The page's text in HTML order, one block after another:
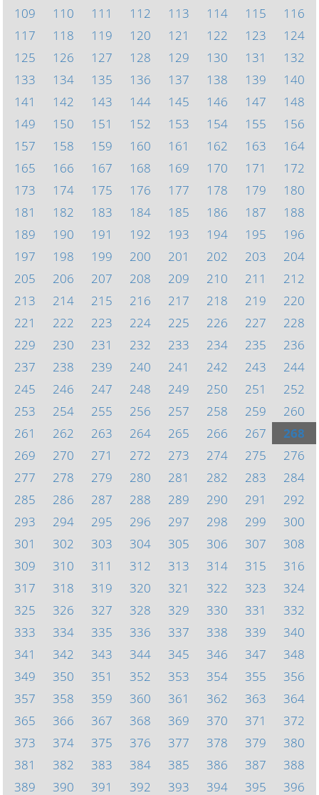
109
110 111 112 113 114 115
116
117
118 119 120 121 122 123
124
125
126 127 128 129 130 131
132
133
134 135 136 137 138 139
140
141
142 143 144 145 146 147
148
149
150 151 152 153 154 155
156
157
158 159 160 161 162 163
164
165
166 167 168 169 170 171
172
173
174 175 176 177 178 179
180
181
182 183 184 185 186 187
188
189
190 191 192 193 194 195
196
197
198 199 200 201 202 203
204
205
206 207 208 209 210 211
212
213
214 215 216 217 218 219
220
221
222 223 224 225 226 227
228
229
230 231 232 233 234 235
236
237
238 239 240 241 242 243
244
245
246 247 248 249 250 251
252
253
254 255 256 257 258 259
260
261
262 263 264 265 266 267
268
269
270 271 272 273 274 275
276
277
278 279 280 281 282 283
284
285
286 287 288 289 290 291
292
293
294 295 296 297 298 299
300
301
302 303 304 305 306 307
308
309
310 311 312 313 314 315
316
317
318 319 320 321 322 323
324
325
326 327 328 329 330 331
332
333
334 335 336 337 338 339
340
341
342 343 344 345 346 347
348
349
350 351 352 353 354 355
356
357
358 359 360 361 362 363
364
365
366 367 368 369 370 371
372
373
374 375 376 377 378 379
380
381
382 383 384 385 386 387
388
389
390 391 392 393 394 395 396